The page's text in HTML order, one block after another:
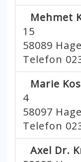
Mehmet
15
58089
Telefon
Marie
4
58097
Telefon
Axel Dr.